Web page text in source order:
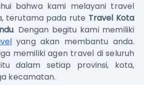
bahwa kami melayani travel
terutama pada rute Travel Kota
. Dengan begitu kami memiliki
yang akan membantu anda.
memiliki agen travel di seluruh
dalam setiap provinsi, kota,
kecamatan.